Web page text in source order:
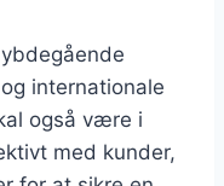
internationale
også være i
med kunder,